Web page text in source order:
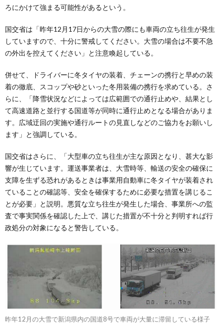
ろにかけて強まる可能性があるという。
国交省は「昨年12月17日からの大雪の際にも車両の立ち往生が発生
していますので、十分に警戒してください。大雪の場合は不要不急
の外出を控えてください」と注意喚起している。
併せて、ドライバーに冬タイヤの装着、チェーンの携行と早めの装
着の徹底、スコップや砂といった冬用装備の携行を求めている。さ
らに、「降雪状況などによっては広範囲での通行止めや、結果とし
て高速道路と並行する国道等が同時に通行止めとなる場合がありま
す。広域迂回の実施や通行ルートの見直しなどのご協力をお願いし
ます」と強調している。
国交省はさらに、「大型車の立ち往生が主な原因となり、甚大な影
響が生じています。運送事業者は、大雪時等、輸送の安全の確保に
支障を生ずる恐れがあるときは事業用自動車に冬タイヤが装着され
ていることの確認等、安全を確保するために必要な措置を講じるこ
とが必要」と説明。悪質な立ち往生が発生した場合、事業所への監
査で事実関係を確認した上で、講じた措置が不十分と判明すれば行
政処分の対象になると警告している。
昨年12月の大雪で新潟県内の国道8号で車両が大量に滞留している様子